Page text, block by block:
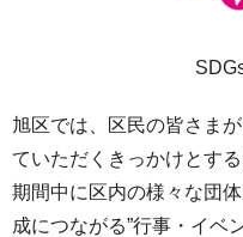
旭区では、区民の皆さま
ていただくきっかけとす
期間中に区内の様々な団
成につながる”行事・イベ